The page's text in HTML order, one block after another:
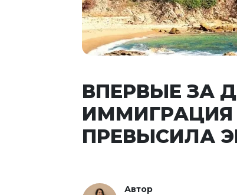
ВПЕРВЫЕ ЗА
ПРЕВЫСИЛА
Автор